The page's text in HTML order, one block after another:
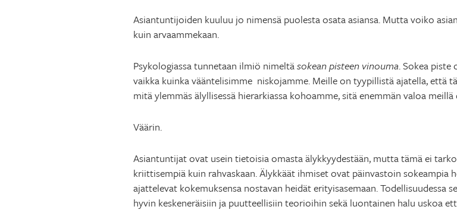
Asiantuntijoiden kuuluu jo nimensä puolesta osata asiansa. Mutta voiko
kuin arvaammekaan.
Psykologiassa tunnetaan ilmiö nimeltäsokean pisteen vinouma. Sokea
vaikka kuinka vääntelisimme niskojamme. Meille on tyypillistä ajatella, että
mitä ylemmäs älyllisessä hierarkiassa kohoamme, sitä enemmän valoa
Väärin.
Asiantuntijat ovat usein tietoisia omasta älykkyydestään, mutta tämä ei
kriittisempiä kuin rahvaskaan. Älykkäät ihmiset ovat päinvastoin sokeampia
ajattelevat kokemuksensa nostavan heidät erityisasemaan. Todellisuudessa
hyvin keskeneräisiin ja puutteellisiin teorioihin sekä luontainen halu uskoa